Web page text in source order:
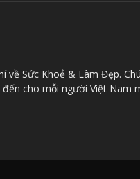
về Sức Khoẻ & Làm Đẹp.
cho mỗi người Việt Nam